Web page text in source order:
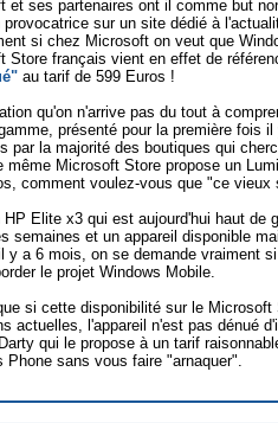
et ses partenaires ont il comme but
provocatrice sur un site dédié à
si chez Microsoft on veut que
Store français vient en effet de
au tarif de 599 Euros !
qu'on n'arrive pas du tout à
présenté pour la première fois
par la majorité des boutiques qui
même Microsoft Store propose un
comment voulez-vous que "ce vieux
HP Elite x3 qui est aujourd'hui haut de
semaines et un appareil disponible
y a 6 mois, on se demande vraiment
le projet Windows Mobile.
si cette disponibilité sur le
actuelles, l'appareil n'est pas dénué
qui le propose à un tarif
Phone sans vous faire "arnaquer".